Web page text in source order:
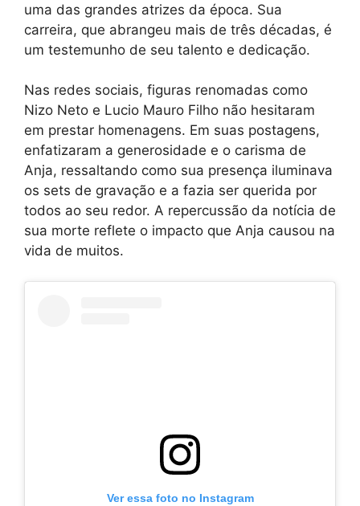
uma das grandes atrizes da época. Sua
carreira, que abrangeu mais de três décadas, é
um testemunho de seu talento e dedicação.
Nas redes sociais, figuras renomadas como
Nizo Neto e Lucio Mauro Filho não hesitaram
em prestar homenagens. Em suas postagens,
enfatizaram a generosidade e o carisma de
Anja, ressaltando como sua presença iluminava
os sets de gravação e a fazia ser querida por
todos ao seu redor. A repercussão da notícia de
sua morte reflete o impacto que Anja causou na
vida de muitos.
Ver essa foto no Instagram